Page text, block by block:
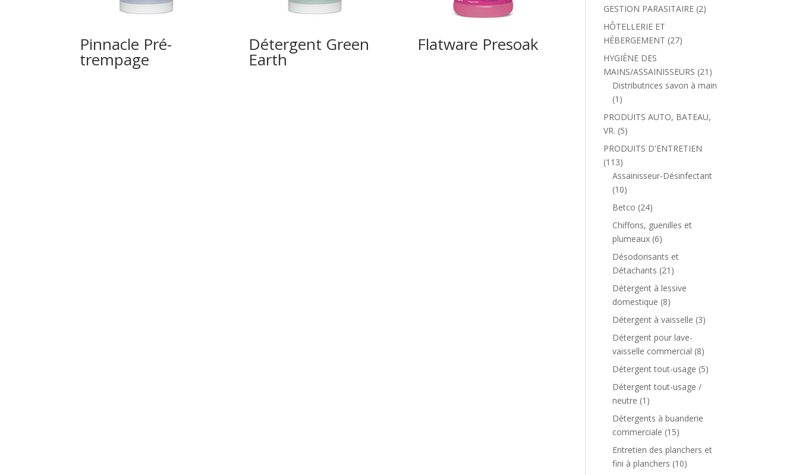
Pinnacle Pré-
trempage
Détergent Green
Earth
Flatware Presoak
GESTION PARASITAIRE (2)
HÔTELLERIE ET
HÉBERGEMENT (27)
HYGIÈNE DES
MAINS/ASSAINISSEURS (21)
Distributrices savon à main
(1)
PRODUITS AUTO, BATEAU,
VR. (5)
PRODUITS D'ENTRETIEN
(113)
Assainisseur-Désinfectant
(10)
Betco (24)
Chiffons, guenilles et
plumeaux (6)
Désodorisants et
Détachants (21)
Détergent à lessive
domestique (8)
Détergent à vaisselle (3)
Détergent pour lave-
vaisselle commercial (8)
Détergent tout-usage (5)
Détergent tout-usage /
neutre (1)
Détergents à buanderie
commerciale (15)
Entretien des planchers et
fini à planchers (10)